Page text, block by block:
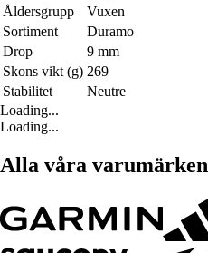
Åldersgrupp
Vuxen
Sortiment
Duramo
Drop
9 mm
Skons vikt (g) 269
Stabilitet
Neutre
Loading...
Loading...
Alla våra varumärken